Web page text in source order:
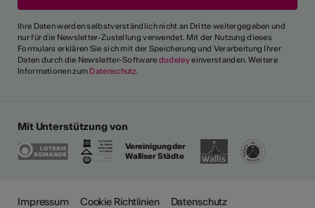
Ihre Daten werden selbstverständlich nicht an Dritte weitergegeben und
nur für die Newsletter-Zustellung verwendet. Mit der Nutzung dieses
Formulars erklären Sie sich mit der Speicherung und Verarbeitung Ihrer
Daten durch die Newsletter-Software dodeleyeinverstanden. Weitere
Informationen zum Datenschutz.
Mit Unterstützung von
Vereinigung der
Walliser Städte
Impressum Cookie Richtlinien Datenschutz